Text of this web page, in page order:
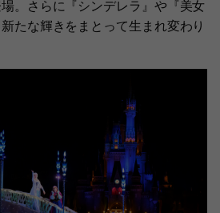
。さらに『シンデレラ』や『美女
たな輝きをまとって生まれ変わり